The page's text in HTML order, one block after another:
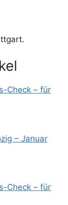
Check – für
– Januar
Check – für